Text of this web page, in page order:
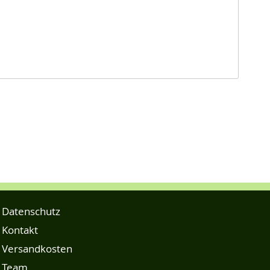
Datenschutz
Kontakt
Versandkosten